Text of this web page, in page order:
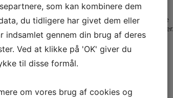
på større strukturelle samarbejder imellem
I den tidligere kulturaftale blev der gennemført ikke
store projekter, der involverer alle aftalekommuner.
STORSTRØM
som kan kombinere dem
du tidligere har givet dem eller
indsamlet gennem din brug af deres
Ved at klikke på 'OK' giver du
til disse formål.
om vores brug af cookies og